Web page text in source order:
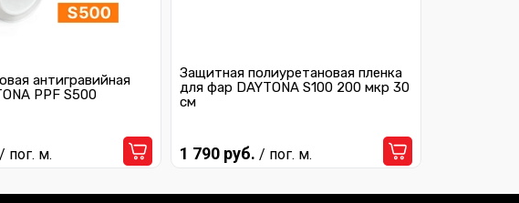
антигравийная
PPF S500
/ пог. м.
Защитная полиуретановая пленка
для фар DAYTONA S100 200 мкр 30
см
1 790 руб. / пог. м.